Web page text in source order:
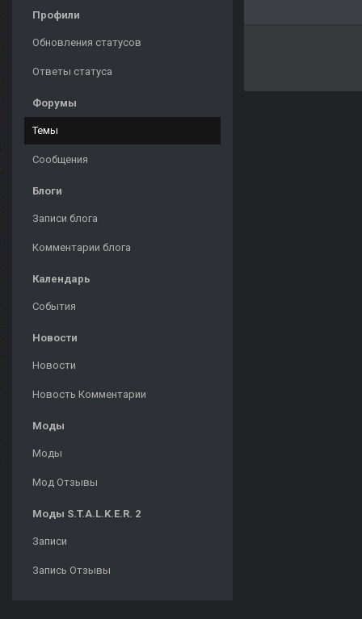
Профили
Обновления статусов
Ответы статуса
Форумы
Темы
Сообщения
Блоги
Записи блога
Комментарии блога
Календарь
События
Новости
Новости
Новость Комментарии
Моды
Моды
Мод Отзывы
Моды S.T.A.L.K.E.R. 2
Записи
Запись Отзывы